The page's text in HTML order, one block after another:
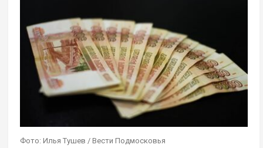
Фото: Илья Тушев / Вести Подмосковья